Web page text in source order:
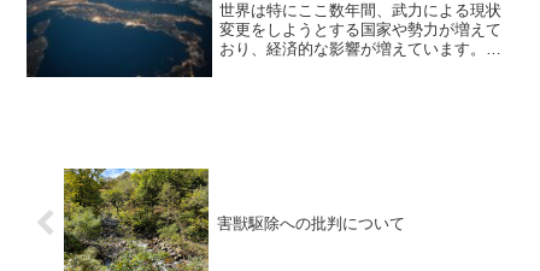
世界は特にここ数年間、武力による現状
変更をしようとする国家や勢力が増えて
おり、経済的な影響が増えています。何
害獣駆除への批判について